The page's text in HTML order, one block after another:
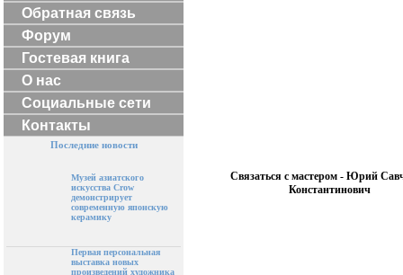
Обратная связь
Форум
Гостевая книга
О нас
Социальные сети
Контакты
Последние новости
Музей азиатского
искусства Crow
демонстрирует
современную японскую
керамику
Первая персональная
выставка новых
произведений художника
Связаться с мастером - Юрий
Константинович